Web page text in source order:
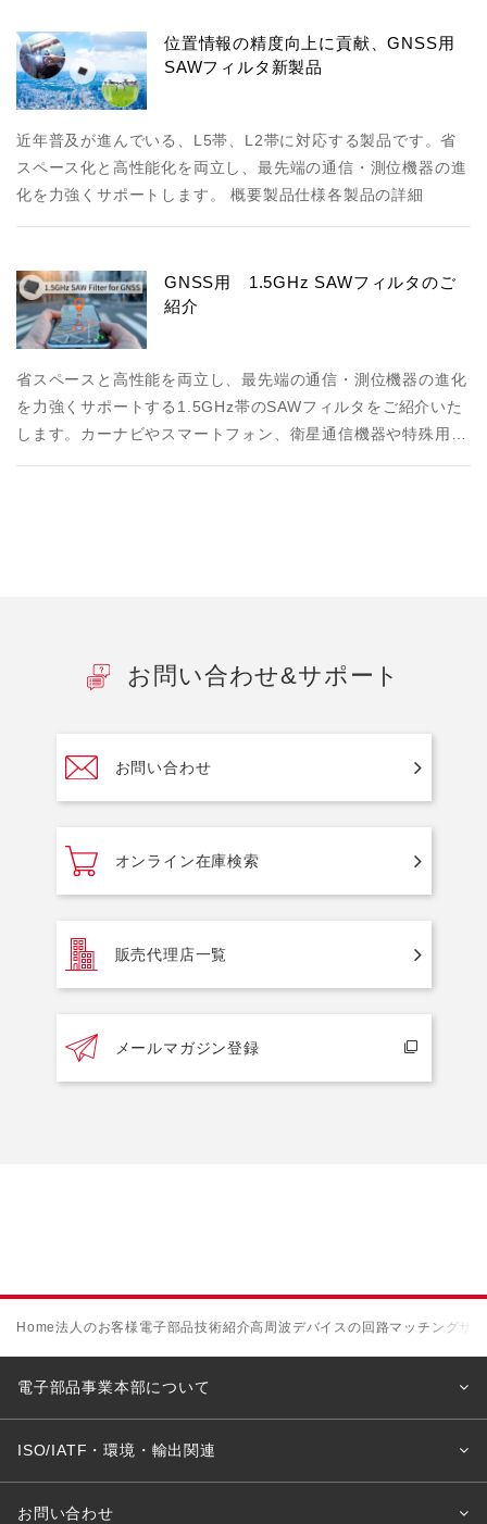
位置情報の精度向上に貢献、GNSS用
SAWフィルタ新製品
近年普及が進んでいる、L5帯、L2帯に対応する製品です。省
スペース化と高性能化を両立し、最先端の通信・測位機器の進
化を力強くサポートします。 概要製品仕様各製品の詳細
GNSS用 1.5GHz SAWフィルタのご
紹介
省スペースと高性能を両立し、最先端の通信・測位機器の進化
を力強くサポートする1.5GHz帯のSAWフィルタをご紹介いた
します。カーナビやスマートフォン、衛星通信機器や特殊用…
お問い合わせ&サポート
お問い合わせ
オンライン在庫検索
販売代理店一覧
メールマガジン登録
Home法人のお客様 電子部品技術紹介高周波デバイスの回路マッチングサ
電子部品事業本部について
ISO/IATF・環境・輸出関連
お問い合わせ